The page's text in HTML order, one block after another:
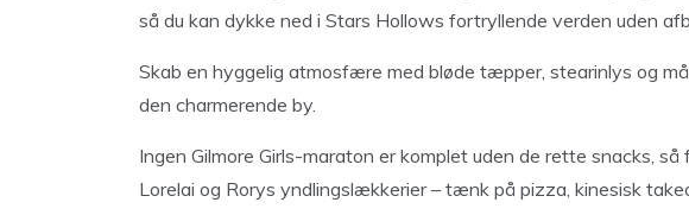
så du kan dykke ned i Stars Hollows fortryllende verden uden
Skab en hyggelig atmosfære med bløde tæpper, stearinlys og
den charmerende by.
Ingen Gilmore Girls-maraton er komplet uden de rette snacks,
Lorelai og Rorys yndlingslækkerier – tænk på pizza, kinesisk